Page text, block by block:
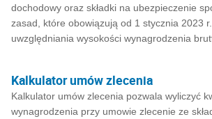
dochodowy oraz składki na ubezpieczenie
zasad, które obowiązują od 1 stycznia 2023
uwzględniania wysokości wynagrodzenia
Kalkulator umów zlecenia
Kalkulator umów zlecenia pozwala wyliczyć
wynagrodzenia przy umowie zlecenie ze